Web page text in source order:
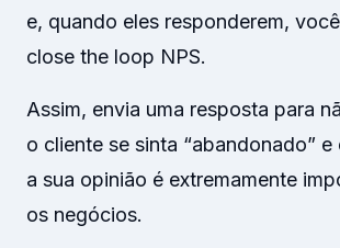
e, quando eles responderem,
close the loop NPS.
Assim, envia uma resposta para
o cliente se sinta “abandonado” e
a sua opinião é extremamente
os negócios.